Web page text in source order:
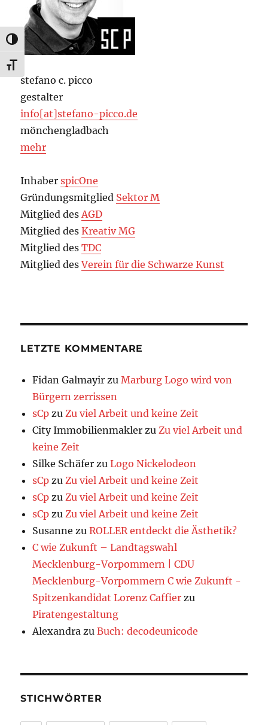
UMSCHALTEN AUF HOHE KONTRASTE
SCHRIFT VERGRÖSSERN
stefano c. picco
gestalter
info[at]stefano-picco.de
mönchengladbach
mehr
InhaberspicOne
Gründungsmitglied Sektor M
Mitglied des AGD
Mitglied desKreativ MG
Mitglied desTDC
Mitglied desVerein für die Schwarze Kunst
LETZTE KOMMENTARE
Fidan Galmayir zu Marburg Logo wird von
Bürgern zerrissen
sCp zu Zu viel Arbeit und keine Zeit
City Immobilienmakler zu Zu viel Arbeit und
keine Zeit
Silke Schäfer zuLogo Nickelodeon
sCp zu Zu viel Arbeit und keine Zeit
sCp zu Zu viel Arbeit und keine Zeit
sCp zu Zu viel Arbeit und keine Zeit
Susanne zuROLLER entdeckt die Ästhetik?
C wie Zukunft – Landtagswahl
Mecklenburg-Vorpommern | CDU
Mecklenburg-Vorpommern C wie Zukunft -
Spitzenkandidat Lorenz Caffier zu
Piratengestaltung
Alexandra zuBuch: decodeunicode
STICHWÖRTER